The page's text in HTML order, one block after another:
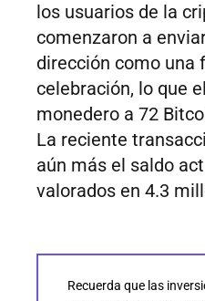
los usuarios de la
comenzaron a
dirección como una
celebración, lo que
monedero a 72
La reciente
aún más el saldo
valorados en 4.3
Recuerda que las